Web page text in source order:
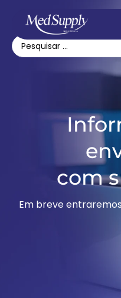
com
Em breve